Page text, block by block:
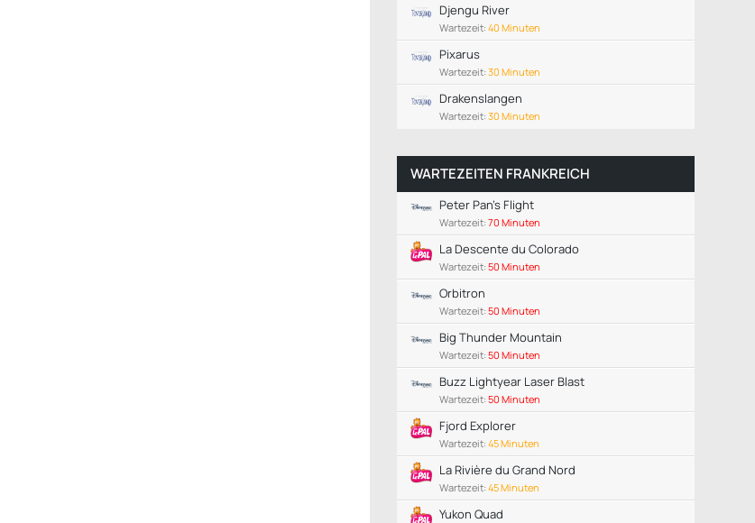
Djengu River
Wartezeit: 40 Minuten
Pixarus
Wartezeit: 30 Minuten
Drakenslangen
Wartezeit: 30 Minuten
WARTEZEITEN FRANKREICH
Peter Pan's Flight
Wartezeit: 70 Minuten
La Descente du Colorado
Wartezeit: 50 Minuten
Orbitron
Wartezeit: 50 Minuten
Big Thunder Mountain
Wartezeit: 50 Minuten
Buzz Lightyear Laser Blast
Wartezeit: 50 Minuten
Fjord Explorer
Wartezeit: 45 Minuten
La Rivière du Grand Nord
Wartezeit: 45 Minuten
Yukon Quad